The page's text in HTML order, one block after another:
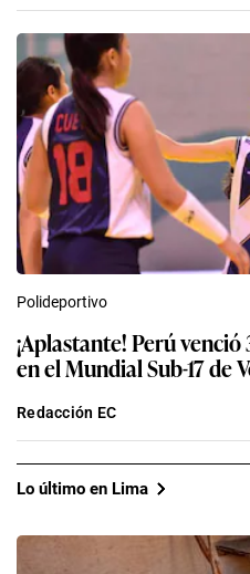
Polideportivo
¡Aplastante! Perú
en el Mundial Sub-17 de
Redacción EC
Lo último en Lima